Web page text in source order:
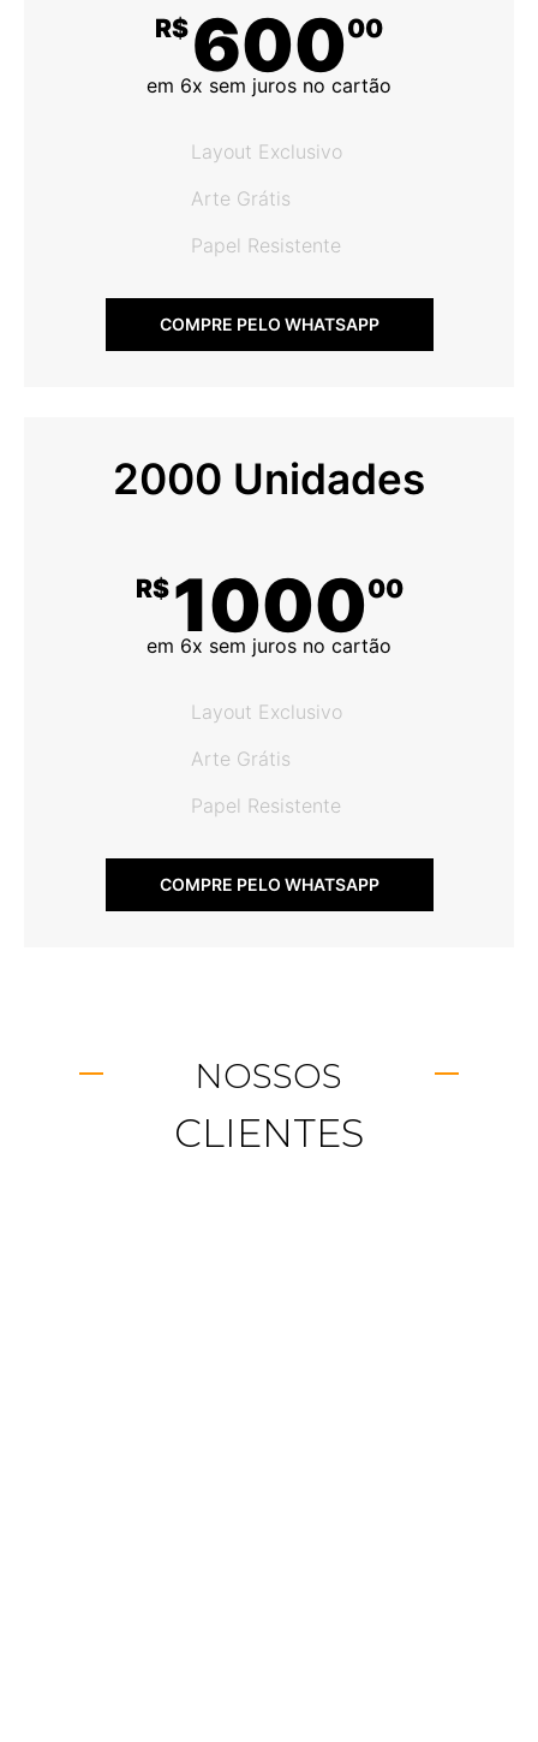
R$ 60000
em 6x sem juros no cartão
Layout Exclusivo
Arte Grátis
Papel Resistente
COMPRE PELO WHATSAPP
2000 Unidades
R$ 100000
em 6x sem juros no cartão
Layout Exclusivo
Arte Grátis
Papel Resistente
COMPRE PELO WHATSAPP
NOSSOS
CLIENTES